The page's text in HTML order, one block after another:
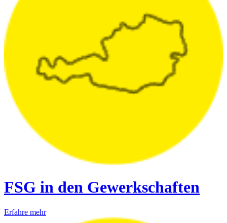
FSG in den Gewerkschaften
Erfahre mehr